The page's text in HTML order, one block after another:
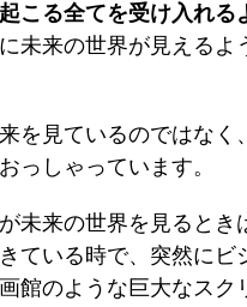
こる全てを受け入れる
未来の世界が見えるよ
を見ているのではなく
っしゃっています。
が未来の世界を見るとき
ている時で、突然にビ
館のような巨大なスク